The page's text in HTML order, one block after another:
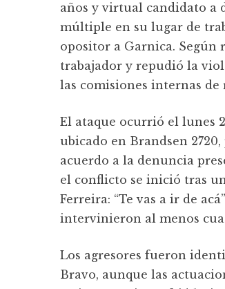
años y virtual candidato a
múltiple en su lugar de
opositor a Garnica. Según
trabajador y repudió la
las comisiones internas de
El ataque ocurrió el lunes
ubicado en Brandsen
acuerdo a la denuncia
el conflicto se inició tras
Ferreira: “Te vas a ir de
intervinieron al menos
Los agresores fueron
Bravo, aunque las